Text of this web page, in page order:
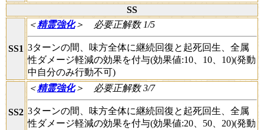
SS
SS1
＜精霊強化＞ 必要正解数 1/5
3ターンの間、味方全体に継続回復と起死回生、全属
性ダメージ軽減の効果を付与(効果値:10、10、10)(発動
中自分のみ行動不可)
SS2
＜精霊強化＞ 必要正解数 3/7
3ターンの間、味方全体に継続回復と起死回生、全属
性ダメージ軽減の効果を付与(効果値:20、50、20)(発動